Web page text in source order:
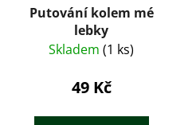
Putování kolem mé
lebky
Skladem (1 ks)
49 Kč